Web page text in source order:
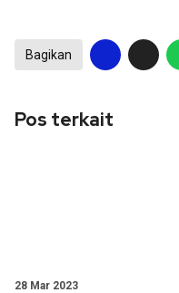
Bagikan
Pos terkait
28 Mar 2023